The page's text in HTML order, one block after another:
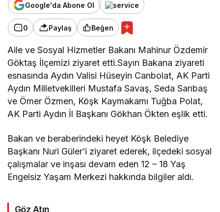
Google'da Abone Ol
0 Paylaş Beğen
Aile ve Sosyal Hizmetler Bakanı Mahinur Özdemir
Göktaş İlçemizi ziyaret etti.Sayın Bakana ziyareti
esnasında Aydın Valisi Hüseyin Canbolat, AK Parti
Aydın Milletvekilleri Mustafa Savaş, Seda Sarıbaş
ve Ömer Özmen, Köşk Kaymakamı Tuğba Polat,
AK Parti Aydın İl Başkanı Gökhan Ökten eşlik etti.
Bakan ve beraberindeki heyet Köşk Belediye
Başkanı Nuri Güler’i ziyaret ederek, ilçedeki sosyal
çalışmalar ve inşası devam eden 12 – 18 Yaş
Engelsiz Yaşam Merkezi hakkında bilgiler aldı.
Göz Atın